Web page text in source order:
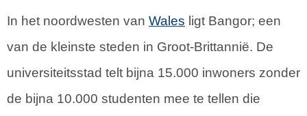
In het noordwesten van Wales ligt Bangor; een
van de kleinste steden in Groot-Brittannië. De
universiteitsstad telt bijna 15.000 inwoners zonder
de bijna 10.000 studenten mee te tellen die